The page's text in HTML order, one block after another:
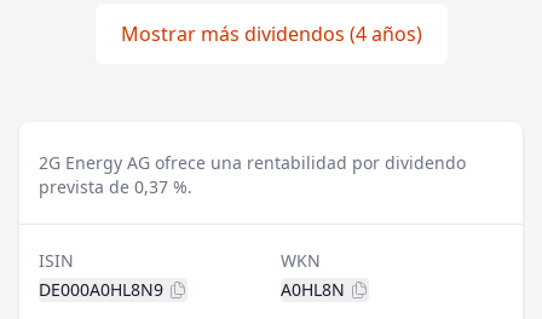
Mostrar más dividendos (4 años)
2G Energy AG ofrece una rentabilidad por dividendo
prevista de 0,37 %.
ISIN
DE000A0HL8N9
WKN
A0HL8N